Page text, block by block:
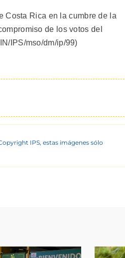
Costa Rica en la cumbre de la
de los votos del
IPS/mso/dm/ip/99)
IPS, estas imágenes sólo